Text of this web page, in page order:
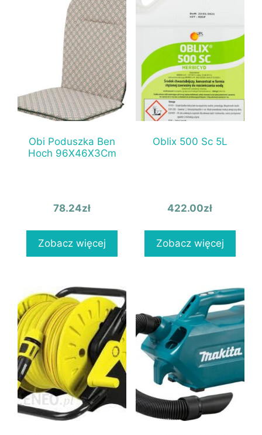
Obi Poduszka Ben
Hoch 96X46X3Cm
78.24zł
Zobacz więcej
Oblix 500 Sc 5L
422.00zł
Zobacz więcej